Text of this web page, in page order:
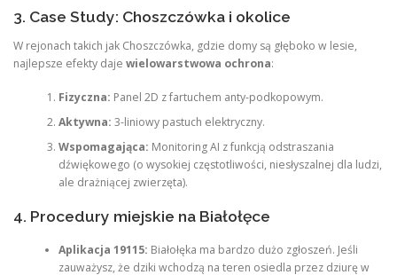
3. Case Study: Choszczówka i okolice
W rejonach takich jak Choszczówka, gdzie domy są głęboko w lesie,
najlepsze efekty daje wielowarstwowa ochrona:
Fizyczna: Panel 2D z fartuchem anty-podkopowym.
Aktywna: 3-liniowy pastuch elektryczny.
Wspomagająca: Monitoring AI z funkcją odstraszania
dźwiękowego (o wysokiej częstotliwości, niesłyszalnej dla ludzi,
ale drażniącej zwierzęta).
4. Procedury miejskie na Białołęce
Aplikacja 19115: Białołęka ma bardzo dużo zgłoszeń. Jeśli
zauważysz, że dziki wchodzą na teren osiedla przez dziurę w